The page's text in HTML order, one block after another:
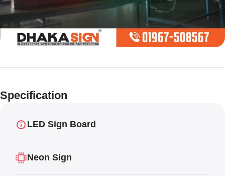
Limited offer
Moving
Specification
LED Sign Board
Neon Sign